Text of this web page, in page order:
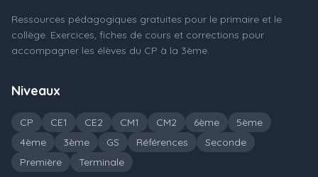
Ressources pédagogiques gratuites pour le primaire et le
collège. Exercices, fiches de cours et corrections pour
accompagner les élèves du CP à la 3ème.
Niveaux
CP CE1 CE2 CM1 CM2 6ème
5ème
4ème
3ème GS Références
Seconde
Première
Terminale